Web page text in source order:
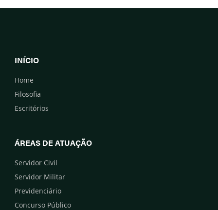
INÍCIO
Home
Filosofia
Escritórios
ÁREAS DE ATUAÇÃO
Servidor Civil
Servidor Militar
Previdenciário
Concurso Público